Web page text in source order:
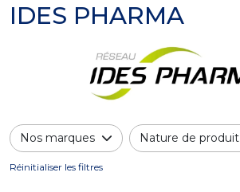
IDES PHARMA
Nos marques Nature de produit
Réinitialiser les filtres